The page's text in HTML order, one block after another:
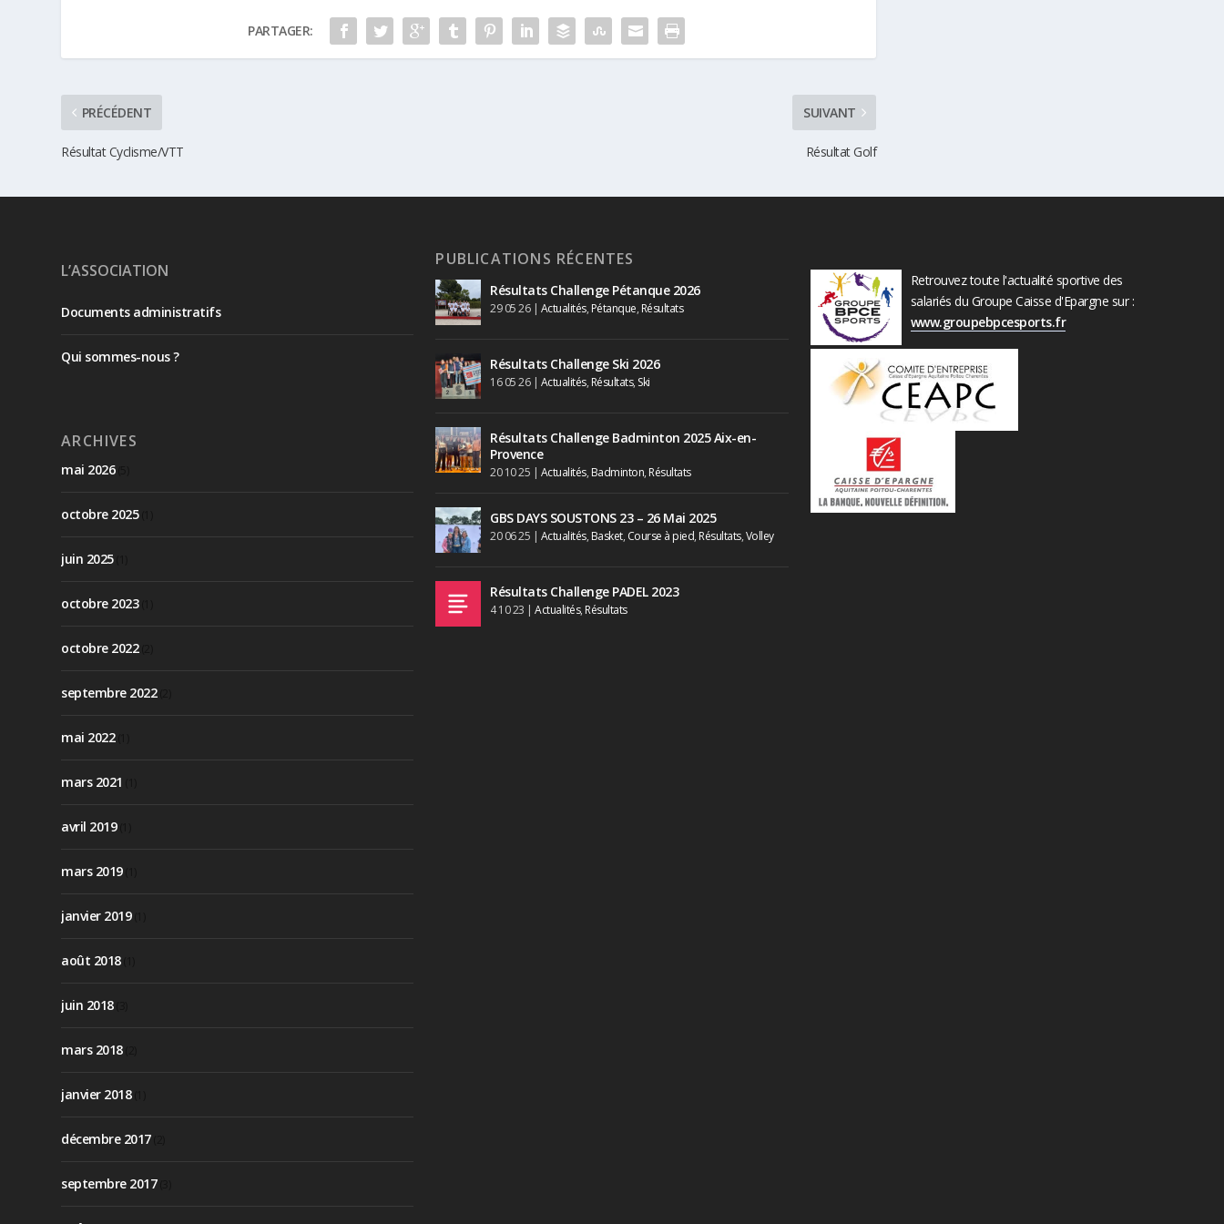
PARTAGER:
PRÉCÉDENT
Résultat Cyclisme/VTT
SUIVANT
Résultat Golf
L’ASSOCIATION
Documents administratifs
Qui sommes-nous ?
ARCHIVES
mai 2026(5)
octobre 2025(1)
juin 2025(1)
octobre 2023(1)
octobre 2022(2)
septembre 2022(2)
mai 2022(1)
mars 2021
avril 2019(1)
mars 2019(1)
janvier 2019(1)
août 2018(1)
juin 2018(3)
mars 2018(2)
janvier 2018(1)
décembre 2017(2)
septembre 2017(3)
PUBLICATIONS RÉCENTES
Résultats Challenge Pétanque 2026
29 05 26| Actualités, Pétanque, Résultats
Résultats Challenge Ski 2026
16 05 26| Actualités, Résultats, Ski
Résultats Challenge Badminton 2025 Aix-en-
Provence
20 10 25 | Actualités, Badminton, Résultats
GBS DAYS SOUSTONS 23 – 26 Mai 2025
20 06 25 | Actualités, Basket, Course à pied, Résultats,Volley
Résultats Challenge PADEL 2023
4 10 23 |Actualités, Résultats
Retrouvez toute l'actualité sportive des
salariés du Groupe Caisse d'Epargne sur :
www.groupebpcesports.fr